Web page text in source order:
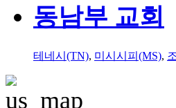
동남부 교회
테네시(TN), 미시시피(MS),